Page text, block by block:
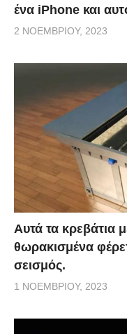
ένα iPhone και
2 ΝΟΕΜΒΡΊΟΥ, 2023
Αυτά τα κρεβάτια
θωρακισμένα
σεισμός.
1 ΝΟΕΜΒΡΊΟΥ, 2023